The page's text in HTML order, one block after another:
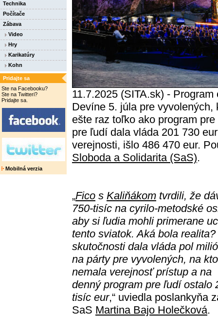
Technika
Počítače
Zábava
Video
Hry
Karikatúry
Kohn
Pridajte sa
Ste na Facebooku?
Ste na Twitteri?
Pridajte sa.
Mobilná verzia
11.7.2025 (SITA.sk) -
Devíne 5. júla pre
ešte raz toľko ako program
pre ľudí dala vláda 201 730
verejnosti, išlo 486 470 eur.
Sloboda a Solidarita (SaS).
„Fico s Kaliňákom tvrdili, že
750-tisíc na cyrilo-metodské
aby si ľudia mohli primerane
tento sviatok. Aká bola
skutočnosti dala vláda pol
na párty pre vyvolených, na
nemala verejnosť prístup a na
denný program pre ľudí ostalo
tisíc eur,“ uviedla poslankyňa
SaS Martina Bajo Holečková.